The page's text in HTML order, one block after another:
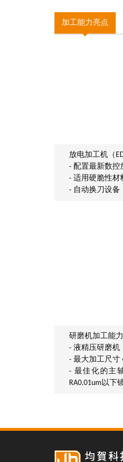
加工能力亮点
放电加工机（
- 配置最新数控
- 适用硬脆性材
- 自动换刀设备
研磨机加工能力
- 液精压研磨机
- 最大加工尺寸
- 最佳化的主
RA0.01um以下